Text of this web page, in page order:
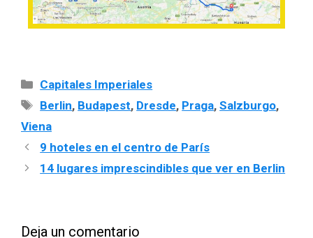
Capitales Imperiales
Berlin, Budapest, Dresde, Praga,Salzburgo,
Viena
9 hoteles en el centro de París
14 lugares imprescindibles que ver en Berlin
Deja un comentario